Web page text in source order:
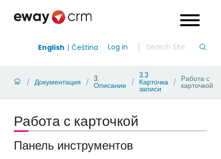
English Čeština Log in
/ Документация / 3.
Описание /
3.3
Карточка
записи
/ Работа с
карточкой
Работа с карточкой
Панель инструментов